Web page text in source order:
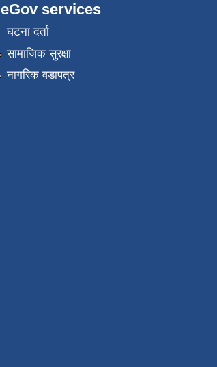
eGov services
घटना दर्ता
सामाजिक सुरक्षा
नागरिक वडापत्र